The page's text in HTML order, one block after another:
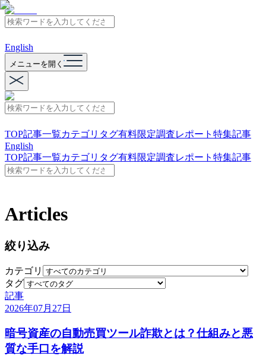
English
メニューを開く
TOP記事一覧カテゴリ タグ有料限定調査レポート 特集記事
English
TOP記事一覧カテゴリ タグ有料限定調査レポート 特集記事
Articles
絞り込み
カテゴリ
タグ
記事
2026年07月27日
暗号資産の自動売買ツール詐欺とは？仕組みと悪
質な手口を解説